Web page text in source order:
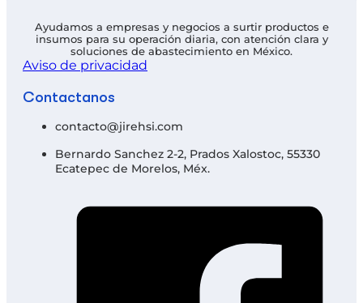
Ayudamos a empresas y negocios a surtir productos e
insumos para su operación diaria, con atención clara y
soluciones de abastecimiento en México.
Aviso de privacidad
Contáctanos
contacto@jirehsi.com
Bernardo Sanchez 2-2, Prados Xalostoc, 55330
Ecatepec de Morelos, Méx.